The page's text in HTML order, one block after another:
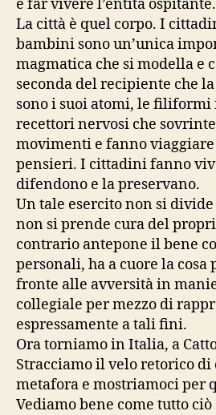
e far vivere l’entità ospitante.
La città è quel corpo. I
bambini sono un’unica
magmatica che si modella e
seconda del recipiente che
sono i suoi atomi, le
recettori nervosi che
movimenti e fanno
pensieri. I cittadini fanno
difendono e la preservano.
Un tale esercito non si
non si prende cura del
contrario antepone il bene
personali, ha a cuore la cosa
fronte alle avversità in
collegiale per mezzo di
espressamente a tali fini.
Ora torniamo in Italia, a
Stracciamo il velo retorico di
metafora e mostriamoci per
Vediamo bene come tutto